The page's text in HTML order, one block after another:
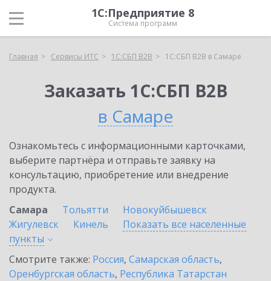
1С:Предприятие 8
Система программ
Главная Сервисы ИТС 1С:СБП B2B 1С:СБП B2B в Самаре
Заказать 1С:СБП B2B
в Самаре
Ознакомьтесь с информационными карточками,
выберите партнёра и отправьте заявку на
консультацию, приобретение или внедрение
продукта.
Самара
Тольятти
Новокуйбышевск
Жигулевск
Кинель
Показать все населенные
пункты
Смотрите также: Россия, Самарская область,
Оренбургская область, Республика Татарстан